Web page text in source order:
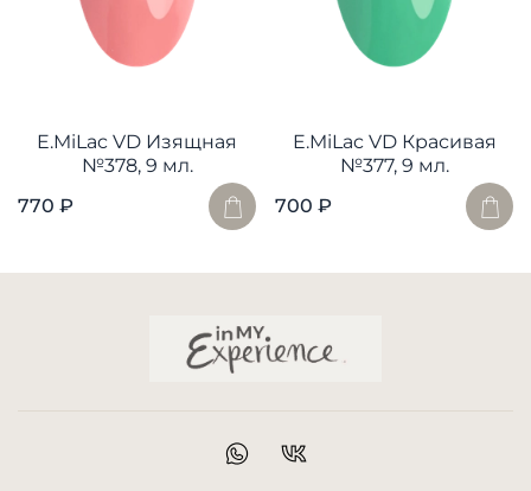
E.MiLac VD Изящная
№378, 9 мл.
770 ₽
E.MiLac VD Красивая
№377, 9 мл.
700 ₽